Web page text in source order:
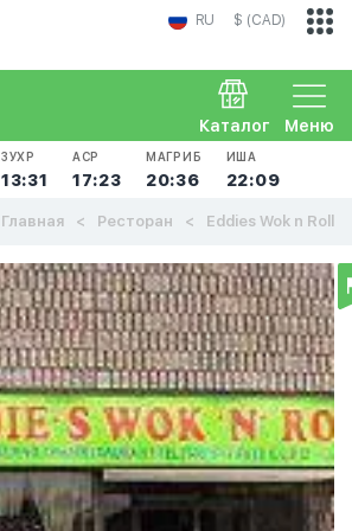
RU $ (CAD)
Меню
Каталог
ЗУХР
13:31
АСР
17:23
МАГРИБ
20:36
ИША
22:09
Главная Ресторан Eddies Wok n Roll